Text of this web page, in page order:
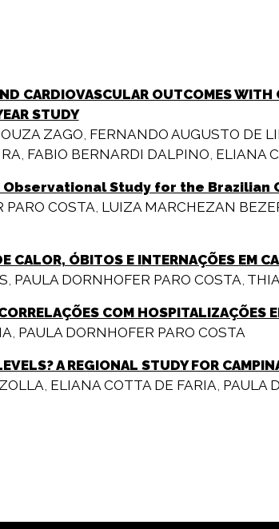
CARDIOVASCULAR OUTCOMES
STUDY
ZAGO, FERNANDO AUGUSTO DE
, FABIO BERNARDI DALPINO, ELIANA
Study for the Brazilian
PARO COSTA, LUIZA MARCHEZAN
CALOR, ÓBITOS E INTERNAÇÕES EM
, PAULA DORNHOFER PARO COSTA,
COM HOSPITALIZAÇÕES
, PAULA DORNHOFER PARO COSTA
A REGIONAL STUDY FOR
, ELIANA COTTA DE FARIA, PAULA